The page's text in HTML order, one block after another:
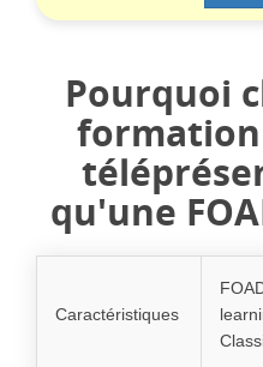
Pourquoi
formation
qu'une
Caractéristiques